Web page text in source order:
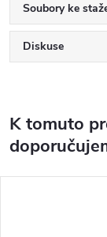
Soubory ke
Diskuse
K tomuto